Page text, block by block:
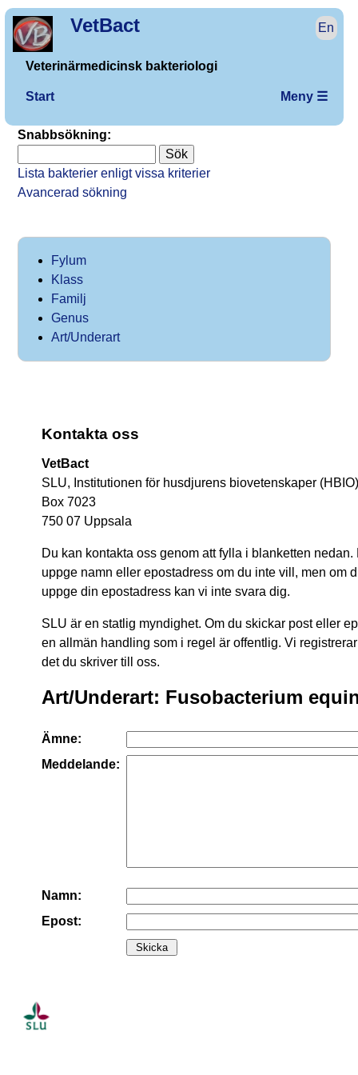
VetBact En
Veterinärmedicinsk bakteriologi
Start Meny ☰
Snabbsökning:
Lista bakterier enligt vissa kriterier
Avancerad sökning
Fylum
Klass
Familj
Genus
Art/Underart
Kontakta oss
VetBact
SLU, Institutionen för husdjurens biovetenskaper (HBIO)
Box 7023
750 07 Uppsala
Du kan kontakta oss genom att fylla i blanketten
uppge namn eller epostadress om du inte vill, men om
uppge din epostadress kan vi inte svara dig.
SLU är en statlig myndighet. Om du skickar post eller
en allmän handling som i regel är offentlig. Vi
det du skriver till oss.
Art/Underart: Fusobacterium
Ämne:
Meddelande:
Namn:
Epost: